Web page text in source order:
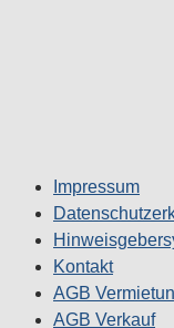
Impressum
Kontakt
AGB
AGB Verkauf